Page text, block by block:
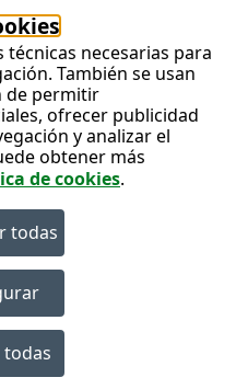
técnicas necesarias para
También se usan
de permitir
ofrecer publicidad
y analizar el
obtener más
de cookies.